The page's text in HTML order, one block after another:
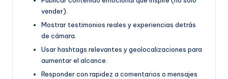
vender).
Mostrar testimonios reales y experiencias detrás
de cámara.
Usar hashtags relevantes y geolocalizaciones para
aumentar el alcance.
Responder con rapidez a comentarios o mensajes